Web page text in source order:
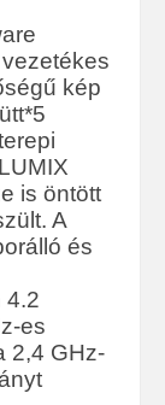
kép
is öntött
A
és
4.2
es
2,4 GHz-